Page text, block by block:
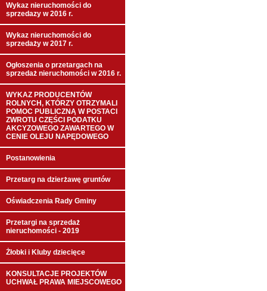
Wykaz nieruchomości do
sprzedazy w 2016 r.
Wykaz nieruchomości do
sprzedaży w 2017 r.
Ogłoszenia o przetargach na
sprzedaż nieruchomości w 2016 r.
WYKAZ PRODUCENTÓW
ROLNYCH, KTÓRZY OTRZYMALI
POMOC PUBLICZNĄ W POSTACI
ZWROTU CZĘŚCI PODATKU
AKCYZOWEGO ZAWARTEGO W
CENIE OLEJU NAPĘDOWEGO
Postanowienia
Przetarg na dzierżawę gruntów
Oświadczenia Rady Gminy
Przetargi na sprzedaż
nieruchomości - 2019
Żłobki i Kluby dziecięce
KONSULTACJE PROJEKTÓW
UCHWAŁ PRAWA MIEJSCOWEGO